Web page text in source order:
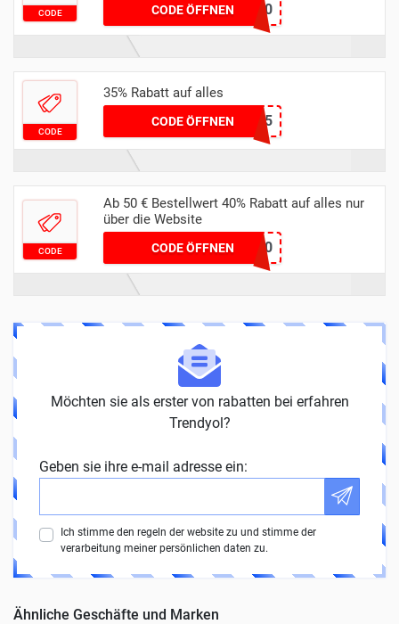
CODE CODE ÖFFNENELATY50
CODE
35% Rabatt auf alles
CODE ÖFFNENCINDY35
CODE
Ab 50 € Bestellwert 40% Rabatt auf alles nur
über die Website
CODE ÖFFNENHELLO40
Möchten sie als erster von rabatten bei erfahren
Trendyol?
Geben sie ihre e-mail adresse ein:
Ich stimme den regeln der website zu und stimme der
verarbeitung meiner persönlichen daten zu.
Ähnliche Geschäfte und Marken